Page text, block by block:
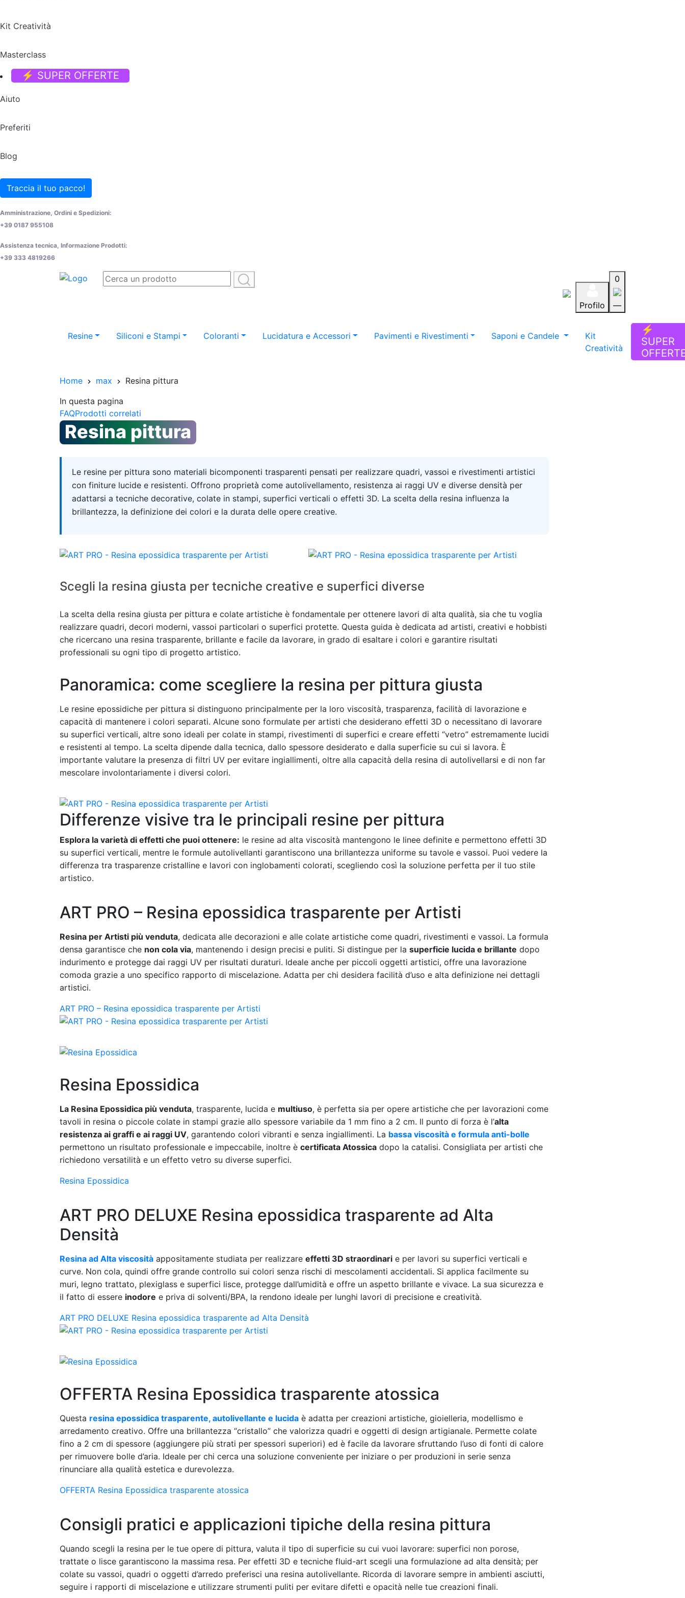
Kit Creatività
Masterclass
⚡ SUPER OFFERTE
Aiuto
Preferiti
Blog
Traccia il tuo pacco!
Amministrazione, Ordini e Spedizioni:
+39 0187 955108
Assistenza tecnica, Informazione Prodotti:
+39 333 4819266
Profilo
0
—
Resine Siliconi e Stampi Coloranti Lucidatura e Accessori Pavimenti e Rivestimenti Saponi e Candele
Kit
Creatività
⚡
SUPER
Home max
Resina pittura
In questa pagina
FAQProdotti correlati
Resina pittura
Quick answer
Le resine per pittura sono materiali bicomponenti trasparenti pensati per realizzare quadri, vassoi e rivestimenti artistici
con finiture lucide e resistenti. Offrono proprietà come autolivellamento, resistenza ai raggi UV e diverse densità per
adattarsi a tecniche decorative, colate in stampi, superfici verticali o effetti 3D. La scelta della resina influenza la
brillantezza, la definizione dei colori e la durata delle opere creative.
Scegli la resina giusta per tecniche creative e superfici diverse
La scelta della resina giusta per pittura e colate artistiche è fondamentale per ottenere lavori di alta qualità, sia che tu voglia
realizzare quadri, decori moderni, vassoi particolari o superfici protette. Questa guida è dedicata ad artisti, creativi e hobbisti
che ricercano una resina trasparente, brillante e facile da lavorare, in grado di esaltare i colori e garantire risultati
professionali su ogni tipo di progetto artistico.
Panoramica: come scegliere la resina per pittura giusta
Le resine epossidiche per pittura si distinguono principalmente per la loro viscosità, trasparenza, facilità di lavorazione e
capacità di mantenere i colori separati. Alcune sono formulate per artisti che desiderano effetti 3D o necessitano di lavorare
su superfici verticali, altre sono ideali per colate in stampi, rivestimenti di superfici e creare effetti “vetro” estremamente lucidi
e resistenti al tempo. La scelta dipende dalla tecnica, dallo spessore desiderato e dalla superficie su cui si lavora. È
importante valutare la presenza di filtri UV per evitare ingiallimenti, oltre alla capacità della resina di autolivellarsi e di non far
mescolare involontariamente i diversi colori.
Differenze visive tra le principali resine per pittura
Esplora la varietà di effetti che puoi ottenere: le resine ad alta viscosità mantengono le linee definite e permettono effetti 3D
su superfici verticali, mentre le formule autolivellanti garantiscono una brillantezza uniforme su tavole e vassoi. Puoi vedere la
differenza tra trasparenze cristalline e lavori con inglobamenti colorati, scegliendo così la soluzione perfetta per il tuo stile
artistico.
ART PRO – Resina epossidica trasparente per Artisti
Resina per Artisti più venduta, dedicata alle decorazioni e alle colate artistiche come quadri, rivestimenti e vassoi. La formula
densa garantisce che non cola via, mantenendo i design precisi e puliti. Si distingue per la superficie lucida e brillante dopo
indurimento e protegge dai raggi UV per risultati duraturi. Ideale anche per piccoli oggetti artistici, offre una lavorazione
comoda grazie a uno specifico rapporto di miscelazione. Adatta per chi desidera facilità d’uso e alta definizione nei dettagli
artistici.
ART PRO – Resina epossidica trasparente per Artisti
Resina Epossidica
La Resina Epossidica più venduta, trasparente, lucida e multiuso, è perfetta sia per opere artistiche che per lavorazioni come
tavoli in resina o piccole colate in stampi grazie allo spessore variabile da 1 mm fino a 2 cm. Il punto di forza è l’alta
resistenza ai graffi e ai raggi UV, garantendo colori vibranti e senza ingiallimenti. La bassa viscosità e formula anti-bolle
permettono un risultato professionale e impeccabile, inoltre è certificata Atossica dopo la catalisi. Consigliata per artisti che
richiedono versatilità e un effetto vetro su diverse superfici.
Resina Epossidica
ART PRO DELUXE Resina epossidica trasparente ad Alta
Densità
Resina ad Alta viscosità appositamente studiata per realizzare effetti 3D straordinari e per lavori su superfici verticali e
curve. Non cola, quindi offre grande controllo sui colori senza rischi di mescolamenti accidentali. Si applica facilmente su
muri, legno trattato, plexiglass e superfici lisce, protegge dall’umidità e offre un aspetto brillante e vivace. La sua sicurezza e
il fatto di essere inodore e priva di solventi/BPA, la rendono ideale per lunghi lavori di precisione e creatività.
ART PRO DELUXE Resina epossidica trasparente ad Alta Densità
OFFERTA Resina Epossidica trasparente atossica
Questa resina epossidica trasparente, autolivellante e lucida è adatta per creazioni artistiche, gioielleria, modellismo e
arredamento creativo. Offre una brillantezza “cristallo” che valorizza quadri e oggetti di design artigianale. Permette colate
fino a 2 cm di spessore (aggiungere più strati per spessori superiori) ed è facile da lavorare sfruttando l’uso di fonti di calore
per rimuovere bolle d’aria. Ideale per chi cerca una soluzione conveniente per iniziare o per produzioni in serie senza
rinunciare alla qualità estetica e durevolezza.
OFFERTA Resina Epossidica trasparente atossica
Consigli pratici e applicazioni tipiche della resina pittura
Quando scegli la resina per le tue opere di pittura, valuta il tipo di superficie su cui vuoi lavorare: superfici non porose,
trattate o lisce garantiscono la massima resa. Per effetti 3D e tecniche fluid-art scegli una formulazione ad alta densità; per
colate su vassoi, quadri o oggetti d’arredo preferisci una resina autolivellante. Ricorda di lavorare sempre in ambienti asciutti,
seguire i rapporti di miscelazione e utilizzare strumenti puliti per evitare difetti e opacità nelle tue creazioni finali.